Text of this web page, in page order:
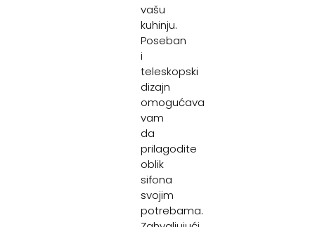
vašu
kuhinju.
Poseban
i
teleskopski
dizajn
omogućava
vam
da
prilagodite
oblik
sifona
svojim
potrebama.